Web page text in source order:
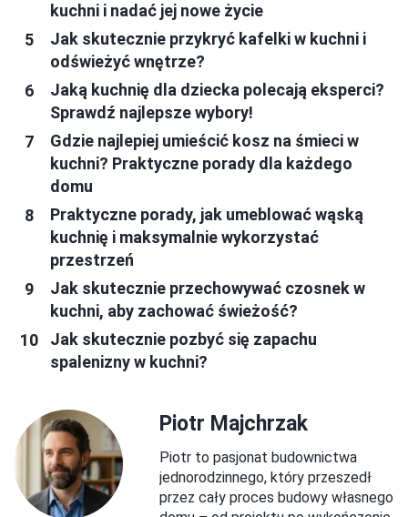
kuchni i nadać jej nowe życie
Jak skutecznie przykryć kafelki w kuchni i
odświeżyć wnętrze?
Jaką kuchnię dla dziecka polecają eksperci?
Sprawdź najlepsze wybory!
Gdzie najlepiej umieścić kosz na śmieci w
kuchni? Praktyczne porady dla każdego
domu
Praktyczne porady, jak umeblować wąską
kuchnię i maksymalnie wykorzystać
przestrzeń
Jak skutecznie przechowywać czosnek w
kuchni, aby zachować świeżość?
Jak skutecznie pozbyć się zapachu
spalenizny w kuchni?
Piotr Majchrzak
Piotr to pasjonat budownictwa
jednorodzinnego, który przeszedł
przez cały proces budowy własnego